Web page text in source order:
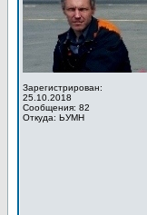
Зарегистрирован:
25.10.2018
Сообщения: 82
Откуда: ЬУМН